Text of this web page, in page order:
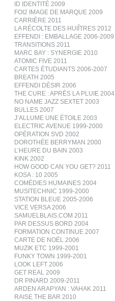
ID IDENTITÉ 2009
FOI2 IMAGE DE MARQUE 2009
CARRIÈRE 2011
LA RÉCOLTE DES HUIÎTRES 2012
EFFENDI : EMBALLAGE 2006-2009
TRANSITIONS 2011
MARC BAY : SYNERGIE 2010
ATOMIC FIVE 2011
CARTES ÉTUDIANTS 2006-2007
BREATH 2005
EFFENDI DÉSIR 2006
THE CURE : APRÈS LA PLUIE 2004
NO NAME JAZZ SEXTET 2003
BULLES 2007
J’ALLUME UNE ÉTOILE 2003
ELECTRIC AVENUE 1999-2000
OPÉRATION SVD 2002
DOROTHÉE BERRYMAN 2000
L’HEURE DU BAIN 2003
KINK 2002
HOW GOOD CAN YOU GET? 2011
KOSA : 10 2005
COMÉDIES HUMAINES 2004
MUSITECHNIC 1999-2000
STATION BLEUE 2005-2006
VICE VERSA 2006
SAMUELBLAIS.COM 2011
PAR DESSUS BORD 2004
FORMATION CONTINUE 2007
CARTE DE NOËL 2006
MUZIK ETC 1999-2001
FUNKY TOWN 1999-2001
LOOK LEFT 2006
GET REAL 2009
DR PINARD 2009-2011
ARDEN ARAPYAN : VAHAK 2011
RAISE THE BAR 2010